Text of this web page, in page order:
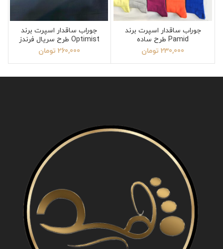
جوراب ساقدار اسپرت برند
Pamid طرح ساده
230,000 تومان
جوراب ساقدار اسپرت برند
Optimist طرح سریال فرندز
260,000 تومان